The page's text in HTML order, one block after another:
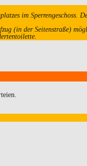
im Sperrengeschoss.
(in der Seitenstraße)